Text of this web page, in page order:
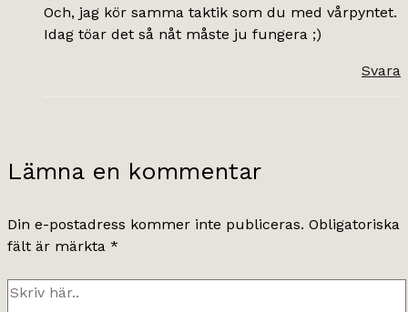
Och, jag kör samma taktik som du med vårpyntet.
Idag töar det så nåt måste ju fungera ;)
Svara
Lämna en kommentar
Din e-postadress kommer inte publiceras. Obligatoriska
fält är märkta *
Skriv